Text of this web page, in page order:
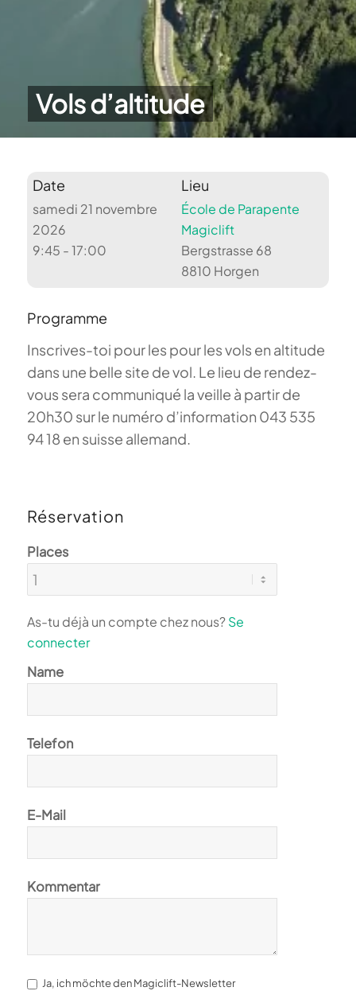
Vols d’altitude
Date
samedi 21 novembre
2026
9:45 - 17:00
Lieu
École de Parapente
Magiclift
Bergstrasse 68
8810 Horgen
Programme
Inscrives-toi pour les pour les vols en altitude
dans une belle site de vol. Le lieu de rendez-
vous sera communiqué la veille à partir de
20h30 sur le numéro d’information 043 535
94 18 en suisse allemand.
Réservation
Places
As-tu déjà un compte chez nous?Se
connecter
Name
Telefon
E-Mail
Kommentar
Ja, ich möchte den Magiclift-Newsletter